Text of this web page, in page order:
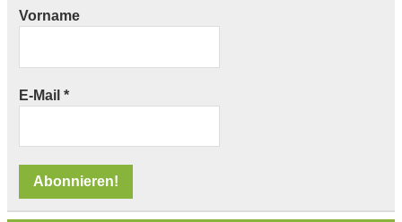
Vorname
E-Mail *